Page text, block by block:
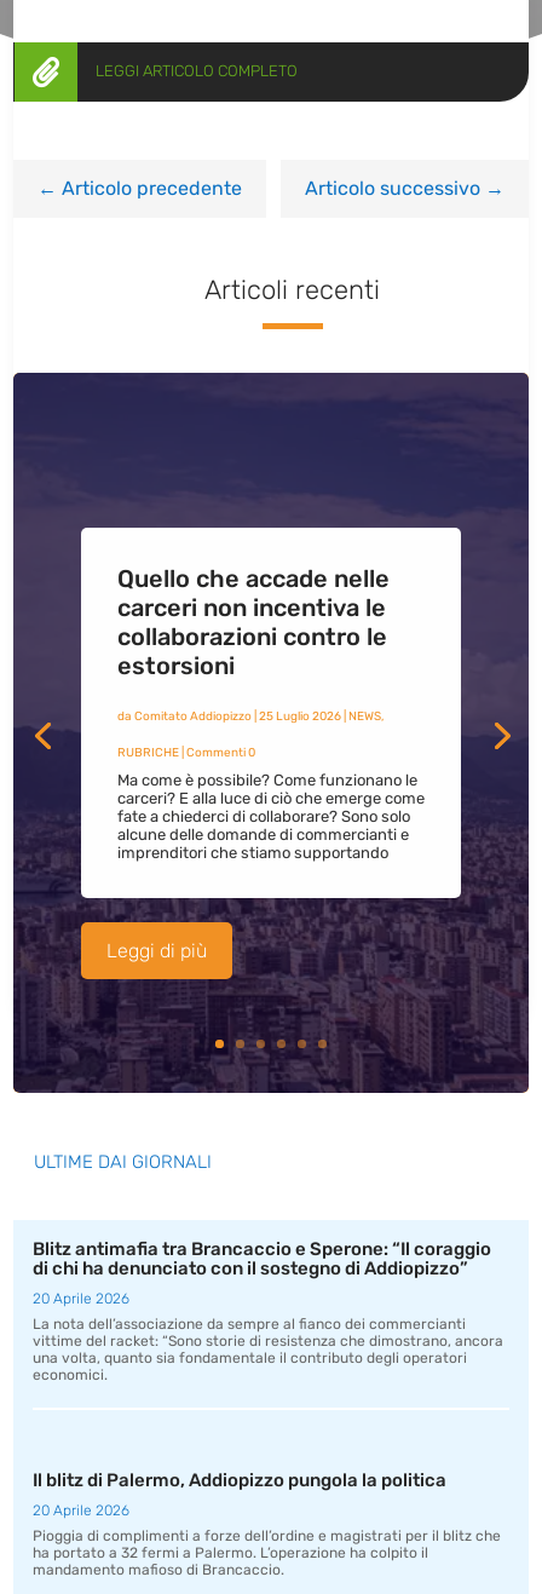
 LEGGI ARTICOLO COMPLETO
←Articolo precedente Articolo successivo→
Articoli recenti
Quello che accade nelle
carceri non incentiva le
collaborazioni contro le
estorsioni
da Comitato Addiopizzo| 25 Luglio 2026| NEWS,
RUBRICHE| Commenti 0
Ma come è possibile? Come funzionano le
carceri? E alla luce di ciò che emerge come
fate a chiederci di collaborare? Sono solo
alcune delle domande di commercianti e
imprenditori che stiamo supportando
Leggi di più
ULTIME DAI GIORNALI
Blitz antimafia tra Brancaccio e Sperone: “Il coraggio
di chi ha denunciato con il sostegno di Addiopizzo”
20 Aprile 2026
La nota dell’associazione da sempre al fianco dei commercianti
vittime del racket: “Sono storie di resistenza che dimostrano, ancora
una volta, quanto sia fondamentale il contributo degli operatori
economici.
Il blitz di Palermo, Addiopizzo pungola la politica
20 Aprile 2026
Pioggia di complimenti a forze dell’ordine e magistrati per il blitz che
ha portato a 32 fermi a Palermo. L’operazione ha colpito il
mandamento mafioso di Brancaccio.